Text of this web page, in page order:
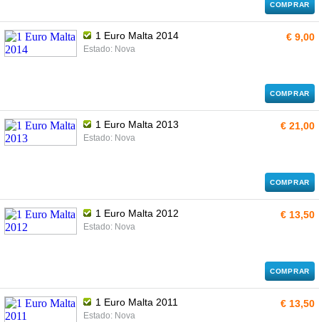
COMPRAR
1 Euro Malta 2014
Estado: Nova
€ 9,00
COMPRAR
1 Euro Malta 2013
Estado: Nova
€ 21,00
COMPRAR
1 Euro Malta 2012
Estado: Nova
€ 13,50
COMPRAR
1 Euro Malta 2011
Estado: Nova
€ 13,50